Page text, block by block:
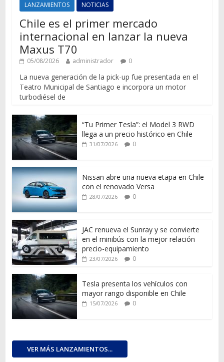
LANZAMIENTOS NOTICIAS
Chile es el primer mercado
internacional en lanzar la nueva
Maxus T70
05/08/2026 administrador 0
La nueva generación de la pick-up fue presentada en el
Teatro Municipal de Santiago e incorpora un motor
turbodiésel de
“Tu Primer Tesla”: el Model 3 RWD
llega a un precio histórico en Chile
31/07/2026 0
Nissan abre una nueva etapa en Chile
con el renovado Versa
28/07/2026 0
JAC renueva el Sunray y se convierte
en el minibús con la mejor relación
precio-equipamiento
23/07/2026 0
Tesla presenta los vehículos con
mayor rango disponible en Chile
15/07/2026 0
VER MÁS LANZAMIENTOS...